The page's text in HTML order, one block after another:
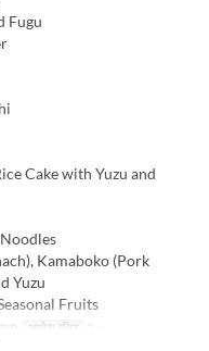
Fugu
Cake with Yuzu and
Kamaboko (Pork
Yuzu
Fruits
आदेश सीमा 2 ~